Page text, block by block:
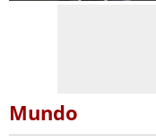
Mundo